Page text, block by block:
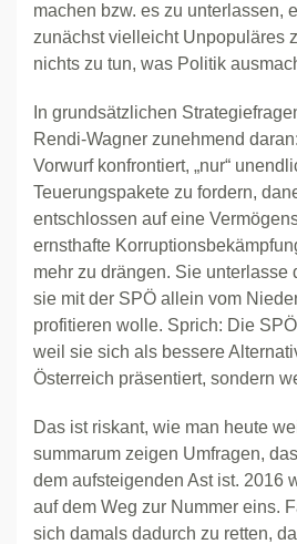
machen bzw. es zu unterlassen,
zunächst vielleicht Unpopuläres
nichts zu tun, was Politik
In grundsätzlichen
Rendi-Wagner zunehmend
Vorwurf konfrontiert, „nur“
Teuerungspakete zu fordern,
entschlossen auf eine
ernsthafte
mehr zu drängen. Sie unterlasse
sie mit der SPÖ allein vom
profitieren wolle. Sprich: Die
weil sie sich als bessere
Österreich präsentiert, sondern
Das ist riskant, wie man heute
summarum zeigen Umfragen,
dem aufsteigenden Ast ist. 2016
auf dem Weg zur Nummer eins.
sich damals dadurch zu retten,